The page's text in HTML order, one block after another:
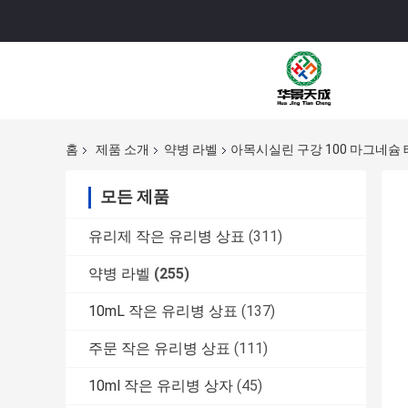
홈 제품 소개 약병 라벨 아목시실린 구강 100 마그네슘
모든 제품
유리제 작은 유리병 상표 (311)
약병 라벨 (255)
10mL 작은 유리병 상표 (137)
주문 작은 유리병 상표 (111)
10ml 작은 유리병 상자 (45)